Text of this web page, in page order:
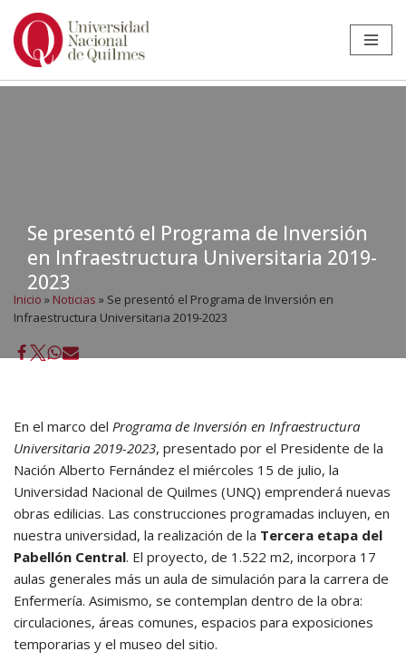
Ir
Se presentó el Programa de Inversión
en Infraestructura Universitaria 2019-
2023
Inicio » Noticias » Se presentó el Programa de Inversión en
Infraestructura Universitaria 2019-2023
En el marco del Programa de Inversión en Infraestructura
Universitaria 2019-2023, presentado por el Presidente de la
Nación Alberto Fernández el miércoles 15 de julio, la
Universidad Nacional de Quilmes (UNQ) emprenderá nuevas
obras edilicias. Las construcciones programadas incluyen, en
nuestra universidad, la realización de la Tercera etapa del
Pabellón Central. El proyecto, de 1.522 m2, incorpora 17
aulas generales más un aula de simulación para la carrera de
Enfermería. Asimismo, se contemplan dentro de la obra:
circulaciones, áreas comunes, espacios para exposiciones
temporarias y el museo del sitio.